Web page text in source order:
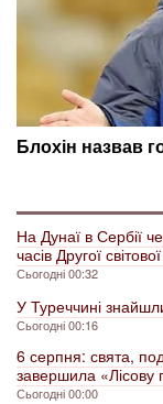
На Дунаї в Сербії
часів Другої
Сьогодні 00:32
У Туреччині
Сьогодні 00:16
6 серпня: свята,
завершила «Лісову
Сьогодні 00:00